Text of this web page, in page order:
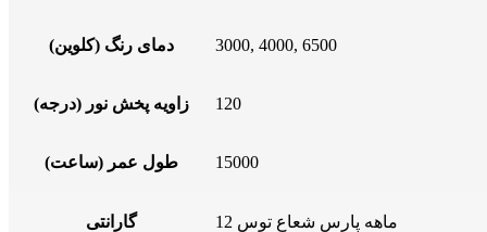
دمای رنگ (کلوین) 3000, 4000, 6500
زاویه پخش نور (درجه) 120
طول عمر (ساعت) 15000
گارانتی 12 ماهه پارس شعاع توس